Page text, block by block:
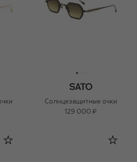
Солнцезащитные очки
129 000 ₽